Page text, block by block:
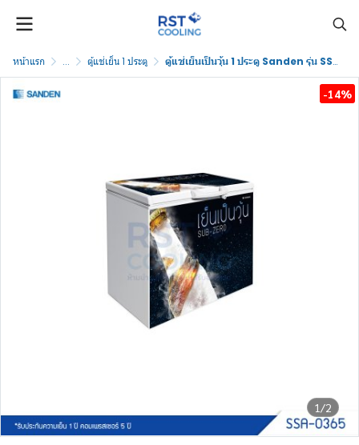
หน้าแรก ... ตู้แช่เย็น 1 ประตู ตู้แช่เย็นเป็นวุ้น 1 ประตู Sanden รุ่น SSA-0365
1/2
-14%